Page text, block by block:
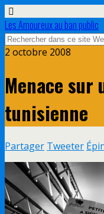
Les Amoureux au ban public
2 octobre 2008
Menace
tunisienne
Partager Tweeter